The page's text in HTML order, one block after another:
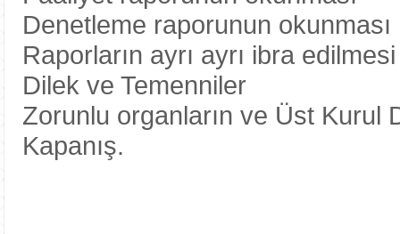
Denetleme raporunun okunması
Raporların ayrı ayrı ibra edilmesi
Dilek ve Temenniler
Zorunlu organların ve Üst Kurul
Kapanış.